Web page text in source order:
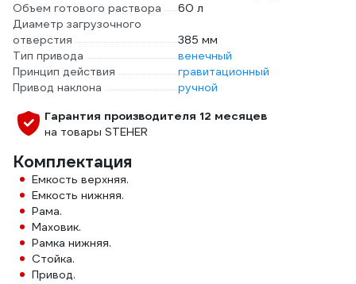
Объем готового раствора
60 л
Диаметр загрузочного
отверстия
385 мм
Тип привода
венечный
Принцип действия
гравитационный
Привод наклона
ручной
Гарантия производителя 12 месяцев
на товары STEHER
Комплектация
Емкость верхняя.
Емкость нижняя.
Рама.
Маховик.
Рамка нижняя.
Стойка.
Привод.